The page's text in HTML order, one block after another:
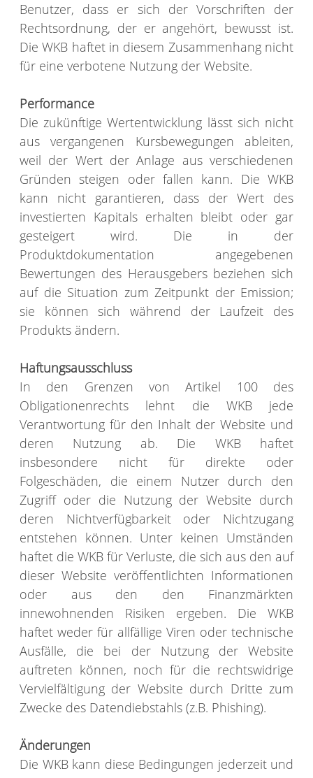
Benutzer, dass er sich der Vorschriften der
Rechtsordnung, der er angehört, bewusst ist.
Die WKB haftet in diesem Zusammenhang nicht
für eine verbotene Nutzung der Website.
Performance
Die zukünftige Wertentwicklung lässt sich nicht
aus vergangenen Kursbewegungen ableiten,
weil der Wert der Anlage aus verschiedenen
Gründen steigen oder fallen kann. Die WKB
kann nicht garantieren, dass der Wert des
investierten Kapitals erhalten bleibt oder gar
gesteigert wird. Die in der
Produktdokumentation angegebenen
Bewertungen des Herausgebers beziehen sich
auf die Situation zum Zeitpunkt der Emission;
sie können sich während der Laufzeit des
Produkts ändern.
Haftungsausschluss
In den Grenzen von Artikel 100 des
Obligationenrechts lehnt die WKB jede
Verantwortung für den Inhalt der Website und
deren Nutzung ab. Die WKB haftet
insbesondere nicht für direkte oder
Folgeschäden, die einem Nutzer durch den
Zugriff oder die Nutzung der Website durch
deren Nichtverfügbarkeit oder Nichtzugang
entstehen können. Unter keinen Umständen
haftet die WKB für Verluste, die sich aus den auf
dieser Website veröffentlichten Informationen
oder aus den den Finanzmärkten
innewohnenden Risiken ergeben. Die WKB
haftet weder für allfällige Viren oder technische
Ausfälle, die bei der Nutzung der Website
auftreten können, noch für die rechtswidrige
Vervielfältigung der Website durch Dritte zum
Zwecke des Datendiebstahls (z.B. Phishing).
Änderungen
Die WKB kann diese Bedingungen jederzeit und